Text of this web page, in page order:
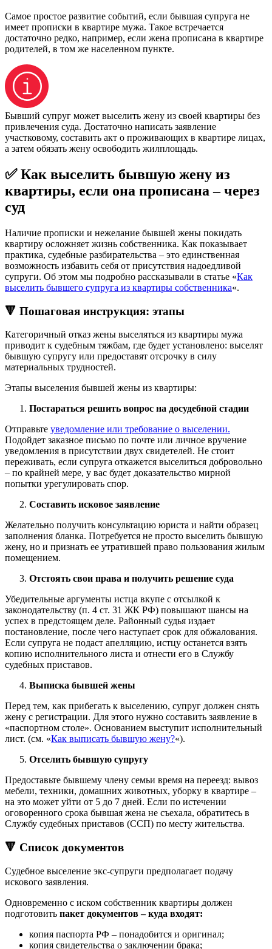
Самое простое развитие событий, если бывшая супруга не
имеет прописки в квартире мужа. Такое встречается
достаточно редко, например, если жена прописана в квартире
родителей, в том же населенном пункте.
Бывший супруг может выселить жену из своей квартиры без
привлечения суда. Достаточно написать заявление
участковому, составить акт о проживающих в квартире лицах,
а затем обязать жену освободить жилплощадь.
✅ Как выселить бывшую жену из
квартиры, если она прописана – через
суд
Наличие прописки и нежелание бывшей жены покидать
квартиру осложняет жизнь собственника. Как показывает
практика, судебные разбирательства – это единственная
возможность избавить себя от присутствия надоедливой
супруги. Об этом мы подробно рассказывали в статье «Как
выселить бывшего супруга из квартиры собственника«.
🔻 Пошаговая инструкция: этапы
Категоричный отказ жены выселяться из квартиры мужа
приводит к судебным тяжбам, где будет установлено: выселят
бывшую супругу или предоставят отсрочку в силу
материальных трудностей.
Этапы выселения бывшей жены из квартиры:
Постараться решить вопрос на досудебной стадии
Отправьте уведомление или требование о выселении.
Подойдет заказное письмо по почте или личное вручение
уведомления в присутствии двух свидетелей. Не стоит
переживать, если супруга откажется выселиться добровольно
– по крайней мере, у вас будет доказательство мирной
попытки урегулировать спор.
Составить исковое заявление
Желательно получить консультацию юриста и найти образец
заполнения бланка. Потребуется не просто выселить бывшую
жену, но и признать ее утратившей право пользования жилым
помещением.
Отстоять свои права и получить решение суда
Убедительные аргументы истца вкупе с отсылкой к
законодательству (п. 4 ст. 31 ЖК РФ) повышают шансы на
успех в предстоящем деле. Районный судья издает
постановление, после чего наступает срок для обжалования.
Если супруга не подаст апелляцию, истцу останется взять
копию исполнительного листа и отнести его в Службу
судебных приставов.
Выписка бывшей жены
Перед тем, как прибегать к выселению, супруг должен снять
жену с регистрации. Для этого нужно составить заявление в
«паспортном столе». Основанием выступит исполнительный
лист. (см. «Как выписать бывшую жену?«).
Отселить бывшую супругу
Предоставьте бывшему члену семьи время на переезд: вывоз
мебели, техники, домашних животных, уборку в квартире –
на это может уйти от 5 до 7 дней. Если по истечении
оговоренного срока бывшая жена не съехала, обратитесь в
Службу судебных приставов (ССП) по месту жительства.
🔻 Список документов
Судебное выселение экс-супруги предполагает подачу
искового заявления.
Одновременно с иском собственник квартиры должен
подготовить пакет документов – куда входят:
копия паспорта РФ – понадобится и оригинал;
копия свидетельства о заключении брака;